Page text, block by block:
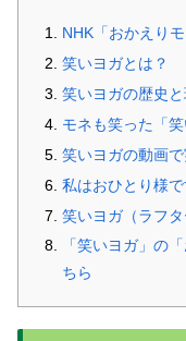
NHK「おかえり
笑いヨガとは？
笑いヨガの歴史
モネも笑った「
笑いヨガの動画で
私はおひとり様
笑いヨガ（ラフ
「笑いヨガ」の
ちら